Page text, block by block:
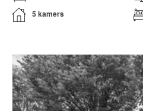
5 kamers